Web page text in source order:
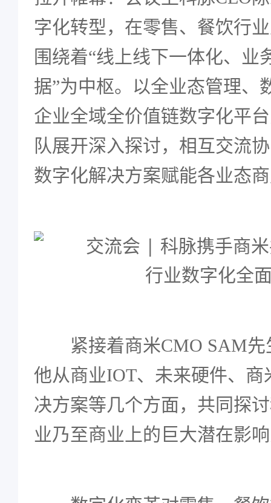
字化转型，在零售、餐饮行
围绕着“线上线下一体化、业
据”为中枢。以全业态管理、
企业全域全价值链数字化平
队展开深入探讨，相互交流
数字化解决方案赋能各业态
紧接着商米CMO SAM
他从商业IOT、未来硬件、商
决方案等几个方面，共同探
业乃至商业上的巨大潜在影